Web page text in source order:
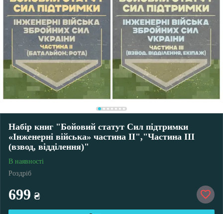
Набір книг "Бойовий статут Сил підтримки
«Інженерні війська» частина ІІ","Частина ІІІ
(взвод, відділення)"
В наявності
Роздріб
699 ₴